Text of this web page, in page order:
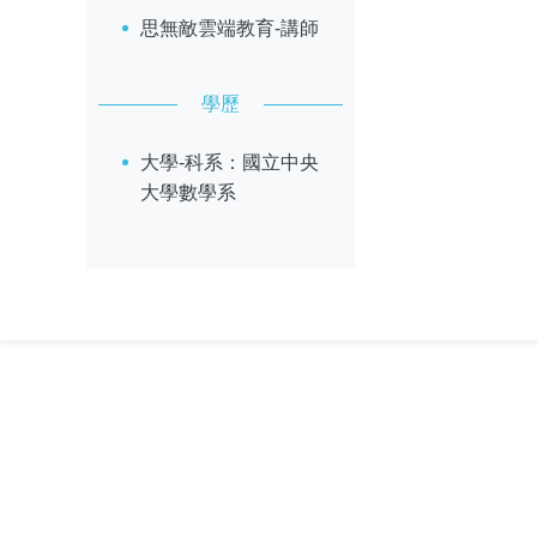
思無敵雲端教育-講師
學歷
大學-科系：國立中央
大學數學系